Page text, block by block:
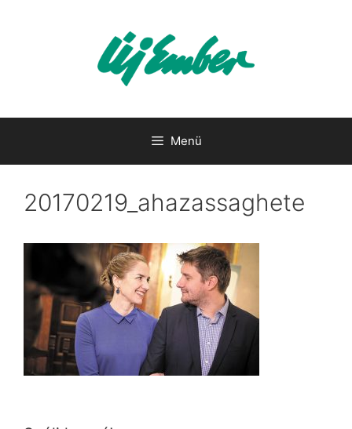
Menü
20170219_ahazassaghete